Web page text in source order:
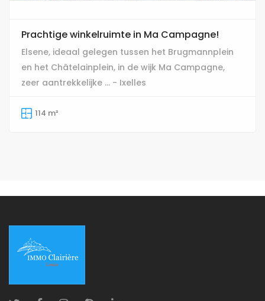
Prachtige winkelruimte in Ma Campagne!
Elsene, ideaal gelegen tussen het Brugmannplein
en het Châtelainplein, in de wijk Ma Campagne,
zeer aantrekkelijke ... - Ixelles
114 m²